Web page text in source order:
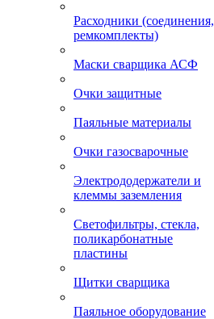
Расходники (соединения,
ремкомплекты)
Маски сварщика АСФ
Очки защитные
Паяльные материалы
Очки газосварочные
Электрододержатели и
клеммы заземления
Светофильтры, стекла,
поликарбонатные
пластины
Щитки сварщика
Паяльное оборудование